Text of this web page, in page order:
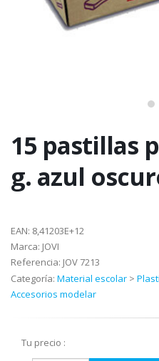
15 pastillas
g. azul
EAN: 8,41203E+12
Marca: JOVI
Referencia: JOV 7213
Categoría: Material escolar >
Accesorios modelar
Tu precio :